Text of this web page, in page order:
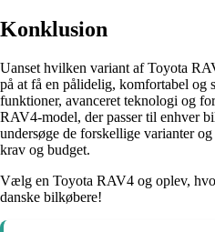
Konklusion
Uanset hvilken variant af Toyota
på at få en pålidelig, komfortabel og
funktioner, avanceret teknologi og
RAV4-model, der passer til enhver
undersøge de forskellige varianter
krav og budget.
Vælg en Toyota RAV4 og oplev,
danske bilkøbere!